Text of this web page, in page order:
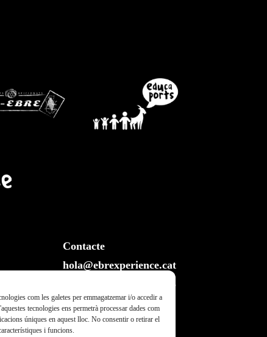
com les galetes per emmagatzemar i/o accedir a
tecnologies ens permetrà processar dades com
úniques en aquest lloc. No consentir o retirar el
i funcions.
Contacte
hola@ebrexperience.cat
610 20 33 25